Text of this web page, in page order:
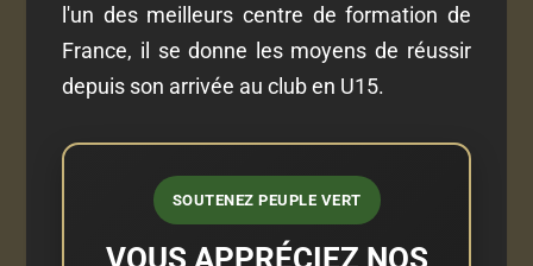
l'un des meilleurs centre de formation de
France, il se donne les moyens de réussir
depuis son arrivée au club en U15.
SOUTENEZ PEUPLE VERT
VOUS APPRÉCIEZ NOS